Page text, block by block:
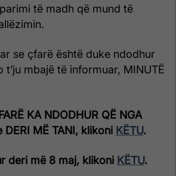
të madh që mund të
se çfarë është duke ndodhur
t’ju mbajë të informuar, MINUTË
KA NDODHUR QË NGA
DERI MË TANI, klikoni KËTU.
deri më 8 maj, klikoni KËTU.